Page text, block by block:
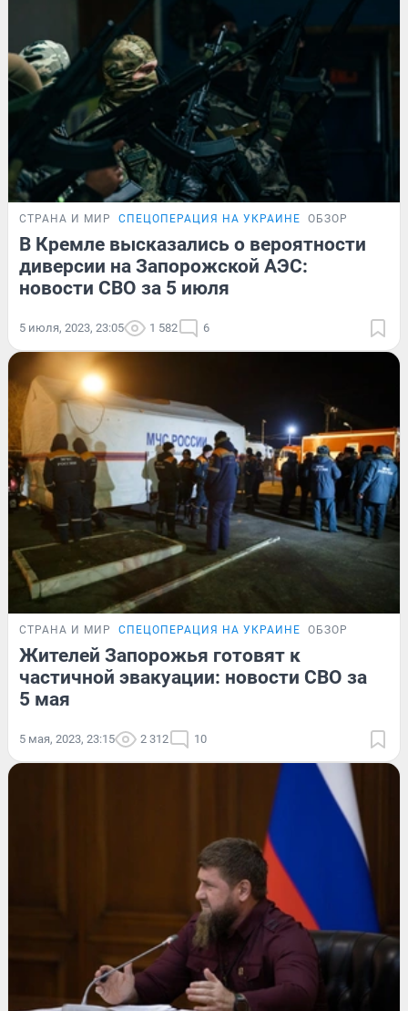
СТРАНА И МИР СПЕЦОПЕРАЦИЯ НА УКРАИНЕ ОБЗОР
В Кремле высказались о вероятности
диверсии на Запорожской АЭС:
новости СВО за 5 июля
5 июля, 2023, 23:05 1 582 6
СТРАНА И МИР СПЕЦОПЕРАЦИЯ НА УКРАИНЕ ОБЗОР
Жителей Запорожья готовят к
частичной эвакуации: новости СВО за
5 мая
5 мая, 2023, 23:15 2 312 10